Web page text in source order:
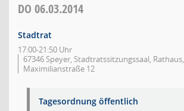
DO 06.03.2014
Stadtrat
17:00-21:50 Uhr
67346 Speyer, Stadtratssitzungssaal, Rathaus,
Maximilianstraße 12
Tagesordnung öffentlich